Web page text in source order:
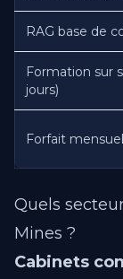
RAG base de
Formation sur
jours)
Forfait
Quels
Mines ?
Cabinets